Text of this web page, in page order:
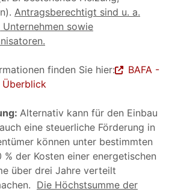
Antragsberechtigt sind u. a.
sowie
finden Sie hier:
BAFA -
Überblick
Alternativ kann für den Einbau
eine steuerliche Förderung in
können unter bestimmten
der Kosten einer energetischen
über drei Jahre verteilt
Die Höchstsumme der